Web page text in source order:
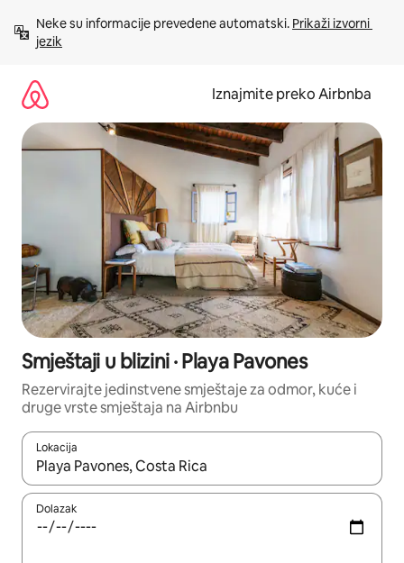
sadržaj
Neke su informacije prevedene automatski. Prikaži izvorni
jezik
Iznajmite preko Airbnba
Smještaji u blizini · Playa Pavones
Rezervirajte jedinstvene smještaje za odmor, kuće i
druge vrste smještaja na Airbnbu
Lokacija
Kada budu dostupni rezultati, moći ćete ih pregledati
Dolazak